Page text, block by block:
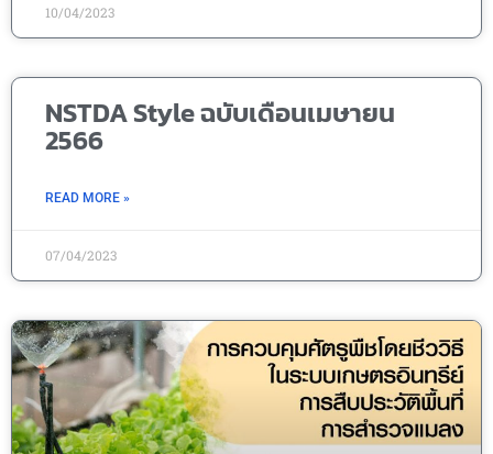
10/04/2023
NSTDA Style ฉบับเดือนเมษายน
2566
READ MORE »
07/04/2023